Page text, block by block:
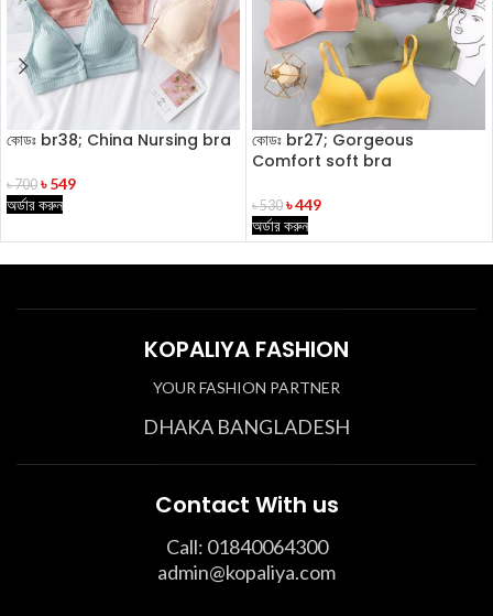
কোডঃ br38; China Nursing bra
৳700 ৳549
অর্ডার করুন
কোডঃ br27; Gorgeous
Comfort soft bra
৳530 ৳449
অর্ডার করুন
KOPALIYA FASHION
YOUR FASHION PARTNER
DHAKA BANGLADESH
Contact With us
Call: 01840064300
admin@kopaliya.com